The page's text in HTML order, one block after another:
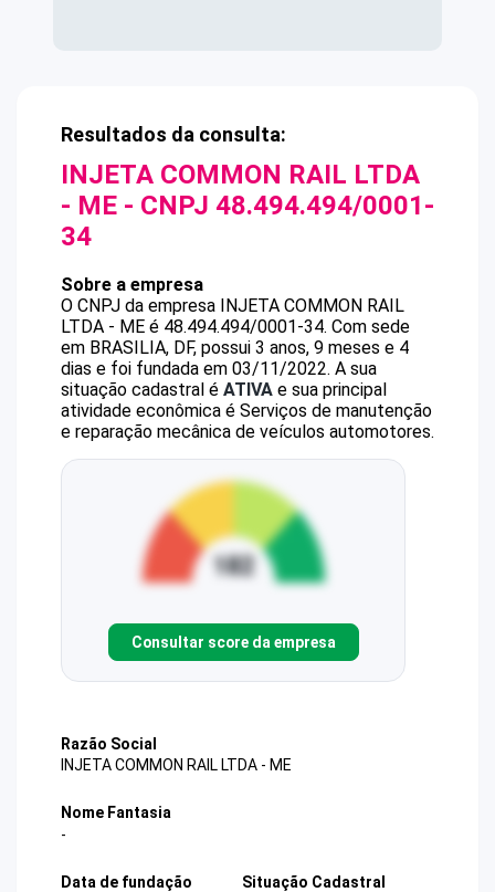
Resultados da consulta:
INJETA COMMON RAIL LTDA
- ME - CNPJ 48.494.494/0001-
34
Sobre a empresa
O CNPJ da empresa INJETA COMMON RAIL
LTDA - ME é 48.494.494/0001-34. Com sede
em BRASILIA, DF, possui 3 anos, 9 meses e 4
dias e foi fundada em 03/11/2022. A sua
situação cadastral é ATIVA e sua principal
atividade econômica é Serviços de manutenção
e reparação mecânica de veículos automotores.
Consultar score da empresa
Razão Social
INJETA COMMON RAIL LTDA - ME
Nome Fantasia
-
Data de fundação
Situação Cadastral